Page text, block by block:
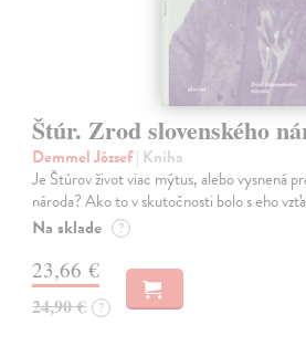
Štúr. Zrod slovenského
Demmel József| Kniha
Je Štúrov život viac mýtus, alebo vysnená
národa? Ako to v skutočnosti bolo s eho
Na sklade ?
23,66 €
24,90 € ?